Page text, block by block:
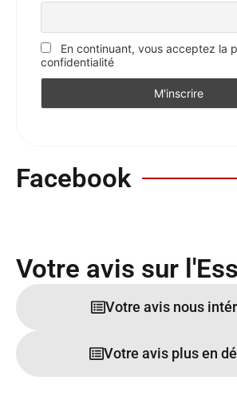
En continuant, vous acceptez la
confidentialité
Facebook
Votre avis sur
Votre avis nous
Votre avis plus en